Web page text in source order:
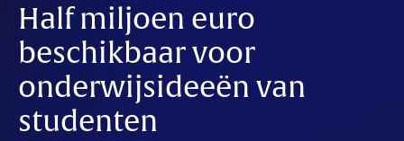
Half miljoen euro
beschikbaar voor
onderwijsideeën van
studenten